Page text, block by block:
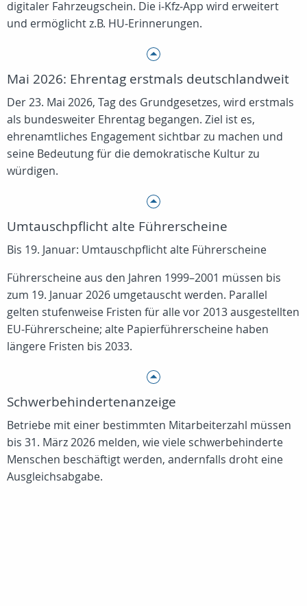
digitaler Fahrzeugschein. Die i‑Kfz‑App wird erweitert
und ermöglicht z.B. HU‑Erinnerungen.
Mai 2026: Ehrentag erstmals deutschlandweit
Der 23. Mai 2026, Tag des Grundgesetzes, wird erstmals
als bundesweiter Ehrentag begangen. Ziel ist es,
ehrenamtliches Engagement sichtbar zu machen und
seine Bedeutung für die demokratische Kultur zu
würdigen.
Umtauschpflicht alte Führerscheine
Bis 19. Januar: Umtauschpflicht alte Führerscheine
Führerscheine aus den Jahren 1999–2001 müssen bis
zum 19. Januar 2026 umgetauscht werden. Parallel
gelten stufenweise Fristen für alle vor 2013 ausgestellten
EU‑Führerscheine; alte Papierführerscheine haben
längere Fristen bis 2033.
Schwerbehindertenanzeige
Betriebe mit einer bestimmten Mitarbeiterzahl müssen
bis 31. März 2026 melden, wie viele schwerbehinderte
Menschen beschäftigt werden, andernfalls droht eine
Ausgleichsabgabe.